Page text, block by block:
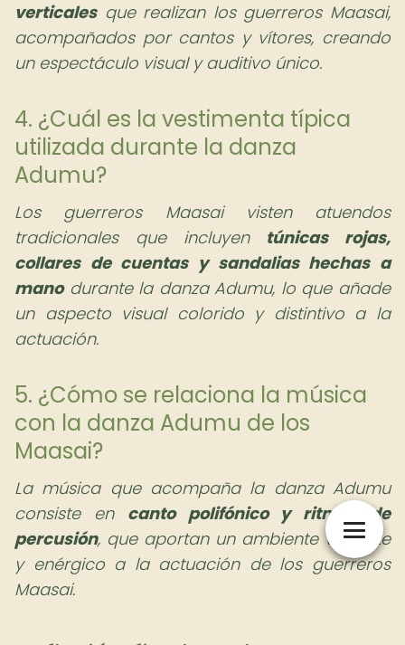
verticalesque realizan los guerreros Maasai,
acompañados por cantos y vítores, creando
un espectáculo visual y auditivo único.
4. ¿Cuál es la vestimenta típica
utilizada durante la danza
Adumu?
Los guerreros Maasai visten atuendos
tradicionales que incluyen túnicas rojas,
collares de cuentas y sandalias hechas a
manodurante la danza Adumu, lo que añade
un aspecto visual colorido y distintivo a la
actuación.
5. ¿Cómo se relaciona la música
con la danza Adumu de los
Maasai?
La música que acompaña la danza Adumu
consiste en canto polifónico y ritmos de
percusión, que aportan un ambiente vibrante
y enérgico a la actuación de los guerreros
Maasai.